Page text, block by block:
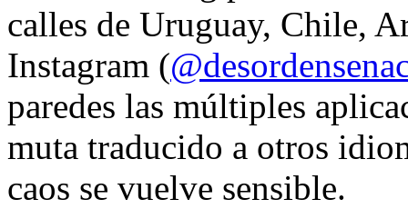
calles de Uruguay, Chile,
Instagram (
paredes las múltiples
muta traducido a otros
caos se vuelve sensible.